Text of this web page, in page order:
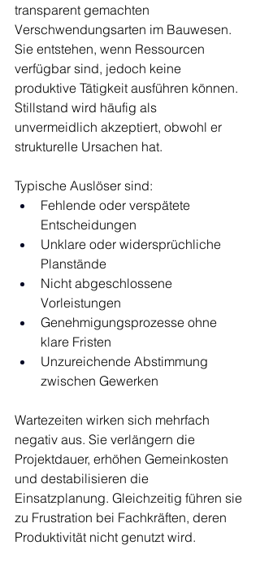
transparent gemachten
Verschwendungsarten im Bauwesen.
Sie entstehen, wenn Ressourcen
verfügbar sind, jedoch keine
produktive Tätigkeit ausführen können.
Stillstand wird häufig als
unvermeidlich akzeptiert, obwohl er
strukturelle Ursachen hat.
Typische Auslöser sind:
Fehlende oder verspätete
Entscheidungen
Unklare oder widersprüchliche
Planstände
Nicht abgeschlossene
Vorleistungen
Genehmigungsprozesse ohne
klare Fristen
Unzureichende Abstimmung
zwischen Gewerken
Wartezeiten wirken sich mehrfach
negativ aus. Sie verlängern die
Projektdauer, erhöhen Gemeinkosten
und destabilisieren die
Einsatzplanung. Gleichzeitig führen sie
zu Frustration bei Fachkräften, deren
Produktivität nicht genutzt wird.